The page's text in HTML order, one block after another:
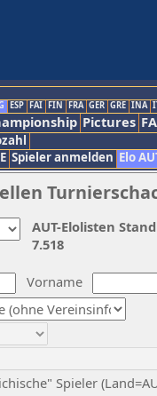
ESP FAI FIN FRA GER GRE INA
Pictures
Spieler anmelden Elo
Vorname
Spieler
AUT-Elolisten
7.518